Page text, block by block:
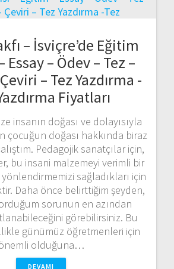
– İsviçre’de Eğitim
Essay – Ödev – Tez –
– Tez Yazdırma -
Fiyatları
insanın doğası ve dolayısıyla
çocuğun doğası hakkında biraz
Pedagojik sanatçılar için,
bu insani malzemeyi verimli bir
sağladıkları için
Daha önce belirttiğim şeyden,
sorunun en azından
görebilirsiniz. Bu
günümüz öğretmenleri için
olduğuna…
DEVAMI